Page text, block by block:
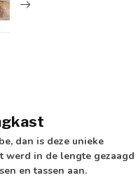
dan is deze unieke
werd in de lengte gezaagd
en tassen aan.